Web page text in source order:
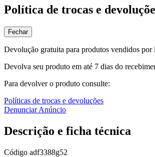
Política de trocas e
Fechar
Devolução gratuita para produtos vendidos por
Devolva seu produto em até 7 dias do
Para devolver o produto consulte:
Políticas de trocas e devoluções
Denunciar Anúncio
Descrição e ficha técnica
Código adf3388g52